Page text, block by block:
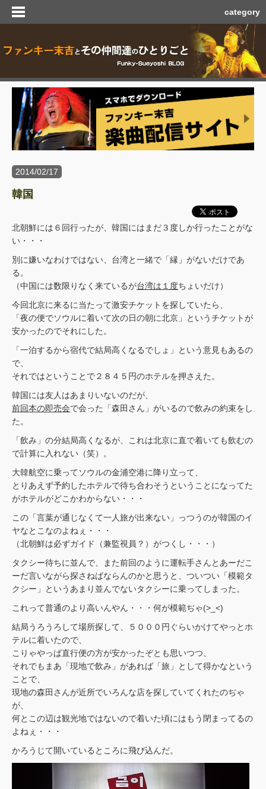
category
2014/02/17
韓国
北朝鮮には６回行ったが、韓国にはまだ３度しか行ったことがな
い・・・
別に嫌いなわけではない、台湾と一緒で「縁」がないだけであ
る。
（中国には数限りなく来ているが台湾は１度ちょいだけ）
今回北京に来るに当たって激安チケットを探していたら、
「夜の便でソウルに着いて次の日の朝に北京」というチケットが
安かったのでそれにした。
「一泊するから宿代で結局高くなるでしょ」という意見もあるの
で、
それではということで２８４５円のホテルを押さえた。
韓国には友人はあまりいないのだが、
前回本の即売会で会った「森田さん」がいるので飲みの約束をし
た。
「飲み」の分結局高くなるが、これは北京に直で着いても飲むの
で計算に入れない（笑）。
大韓航空に乗ってソウルの金浦空港に降り立って、
とりあえず予約したホテルで待ち合わそうということになってた
がホテルがどこかわからない・・・
この「言葉が通じなくて一人旅が出来ない」っつうのが韓国のイ
ヤなとこなのよねぇ・・・
（北朝鮮は必ずガイド（兼監視員？）がつくし・・・）
タクシー待ちに並んで、また前回のように運転手さんとあーだこ
ーだ言いながら探さねばならんのかと思うと、ついつい「模範タ
クシー」というあまり並んでないタクシーに乗ってしまった。
これって普通のより高いんやん・・・何が模範ぢゃ(>_<)
結局うろうろして場所探して、５０００円ぐらいかけてやっとホ
テルに着いたので、
こりゃやっぱ直行便の方が安かったぞとも思いつつ、
それでもまあ「現地で飲み」があれば「旅」として得かなという
ことで、
現地の森田さんが近所でいろんな店を探していてくれたのぢゃ
が、
何とこの辺は観光地ではないので着いた頃にはもう閉まってるの
よねぇ・・・
かろうじて開いているところに飛び込んだ。